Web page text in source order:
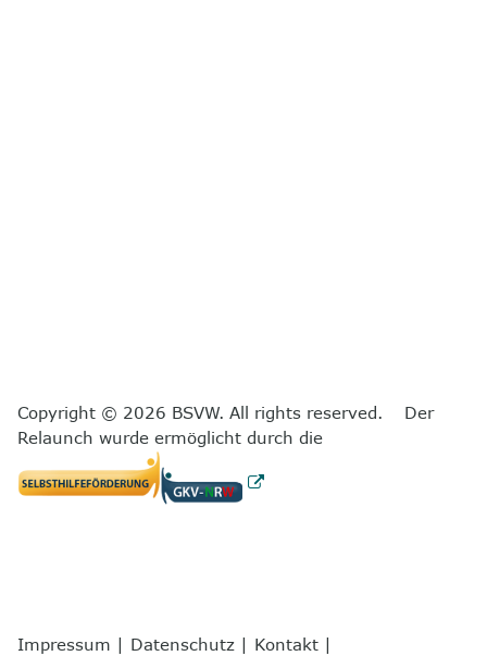
Copyright © 2026 BSVW. All rights reserved. Der
Relaunch wurde ermöglicht durch die
Impressum | Datenschutz | Kontakt |